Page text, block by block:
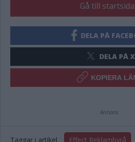
Gå till
DELA PÅ
DELA PÅ X
KOPIERA
Annons:
Taggar i artikel Effect Reklambyrå